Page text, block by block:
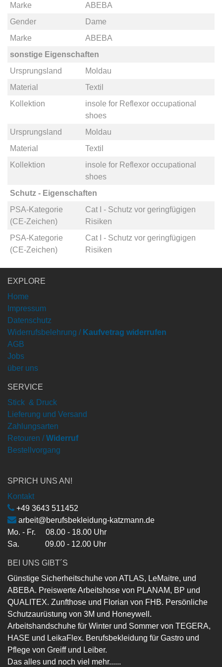
Marke
ABEBA
Gender
Dame
Marke
ABEBA
sonstige Eigenschaften
Ursprungsland
Moldau
Material
Textil
Kollektion
insole for Reflexor occupational
shoes
Ursprungsland
Moldau
Material
Textil
Kollektion
insole for Reflexor occupational
shoes
Schutz - Eigenschaften
PSA-Kategorie
(CE-Zeichen)
Cat I - Schutz vor geringfügigen
Risiken
PSA-Kategorie
(CE-Zeichen)
Cat I - Schutz vor geringfügigen
Risiken
EXPLORE
Home
Impressum
Datenschutz
Widerrufsbelehrung / Kaufvetrag widerrufen
AGB
Jobs
über uns
SERVICE
Stick & Druck
Lieferung und Versand
Zahlungsarten
Retouren / Widerruf
Bestellvorgang
SPRICH UNS AN!
Kontakt
+49 3643 511452
arbeit@berufsbekleidung-katzmann.de
Mo. - Fr. 08.00 - 18.00 Uhr
Sa. 09.00 - 12.00 Uhr
BEI UNS GIBT´S
Günstige Sicherheitschuhe von ATLAS, LeMaitre, und
ABEBA. Preiswerte Arbeitshose von PLANAM, BP und
QUALITEX. Zunfthose und Florian von FHB. Persönliche
Schutzaurüstung von 3M und Honeywell.
Arbeitshandschuhe für Winter und Sommer von TEGERA,
HASE und LeikaFlex. Berufsbekleidung für Gastro und
Pflege von Greiff und Leiber.
Das alles und noch viel mehr......